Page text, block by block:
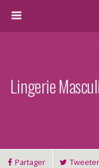
Lingerie
Partager Tweeter